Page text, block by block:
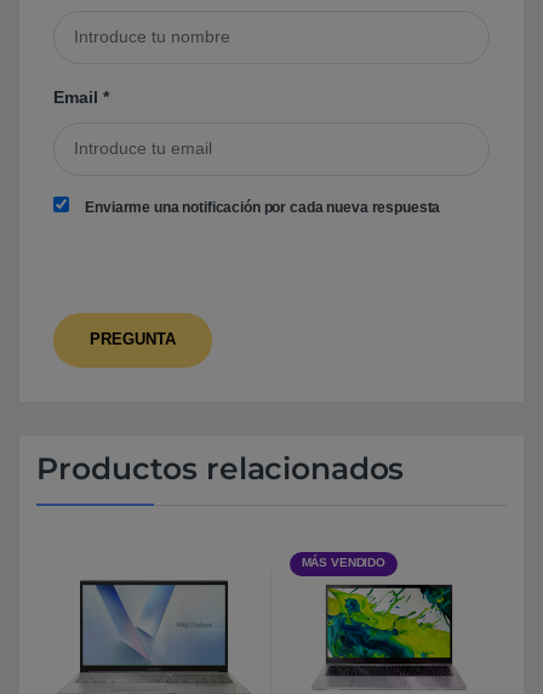
Email *
Enviarme una notificación por cada nueva respuesta
Productos relacionados
MÁS VENDIDO